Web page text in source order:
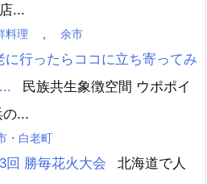
...
料理 余市
に行ったらココに立ち寄ってみ
民族共生象徴空間 ウポポイ
の...
・白老町
回 勝毎花火大会
北海道で人